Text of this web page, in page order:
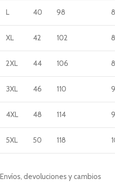
L 40 98
XL 42 102
2XL 44 106
3XL 46 110
4XL 48 114
5XL 50 118
Envíos, devoluciones y cambios